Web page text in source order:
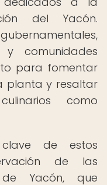
del Yacón.
y comunidades
para fomentar
planta y resaltar
como
de estos
de las
Yacón, que